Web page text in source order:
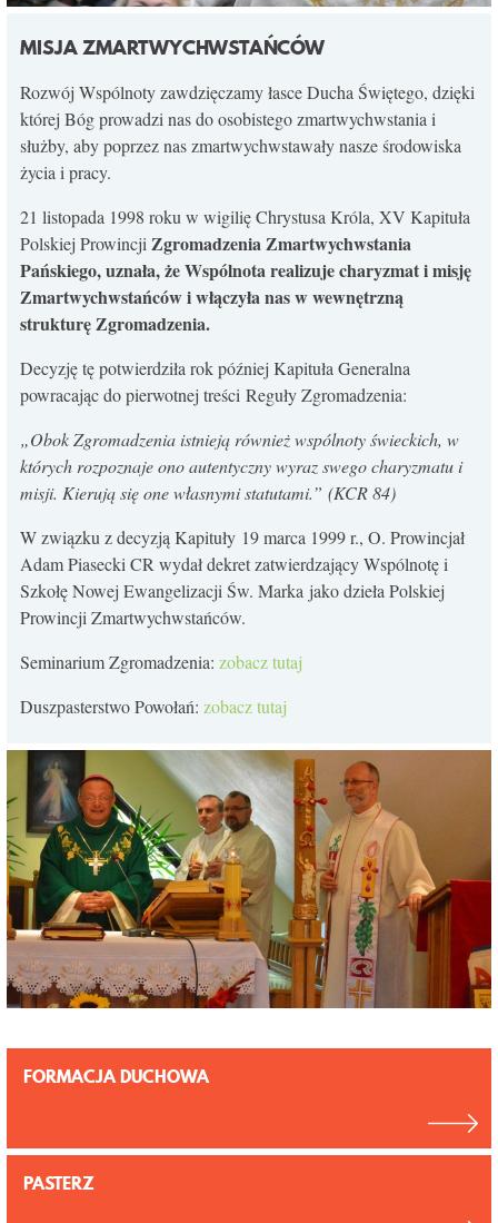
MISJA ZMARTWYCHWSTAŃCÓW
Rozwój Wspólnoty zawdzięczamy łasce Ducha Świętego, dzięki
której Bóg prowadzi nas do osobistego zmartwychwstania i
służby, aby poprzez nas zmartwychwstawały nasze środowiska
życia i pracy.
21 listopada 1998 roku w wigilię Chrystusa Króla, XV Kapituła
Polskiej Prowincji Zgromadzenia Zmartwychwstania
Pańskiego, uznała, że Wspólnota realizuje charyzmat i misję
Zmartwychwstańców i włączyła nas w wewnętrzną
strukturę Zgromadzenia.
Decyzję tę potwierdziła rok później Kapituła Generalna
powracając do pierwotnej treści Reguły Zgromadzenia:
„Obok Zgromadzenia istnieją również wspólnoty świeckich, w
których rozpoznaje ono autentyczny wyraz swego charyzmatu i
misji. Kierują się one własnymi statutami.” (KCR 84)
W związku z decyzją Kapituły 19 marca 1999 r., O. Prowincjał
Adam Piasecki CR wydał dekret zatwierdzający Wspólnotę i
Szkołę Nowej Ewangelizacji Św. Marka jako dzieła Polskiej
Prowincji Zmartwychwstańców.
Seminarium Zgromadzenia: zobacz tutaj
Duszpasterstwo Powołań: zobacz tutaj
FORMACJA DUCHOWA
PASTERZ